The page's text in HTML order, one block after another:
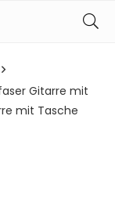
Gitarre mit
mit Tasche